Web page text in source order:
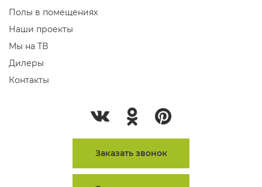
Полы в помещениях
Наши проекты
Мы на ТВ
Дилеры
Контакты
Заказать звонок